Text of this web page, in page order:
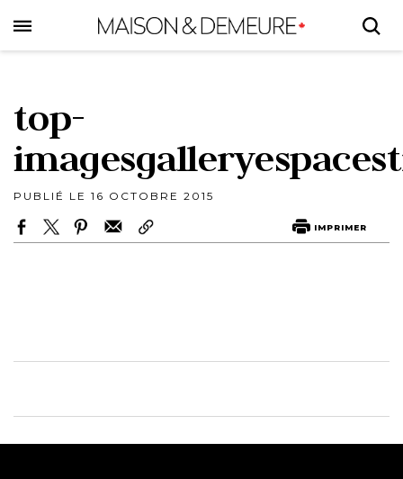
to
main
top-
PUBLIÉ LE 16 OCTOBRE 2015
IMPRIMER